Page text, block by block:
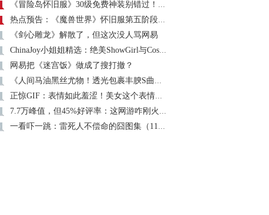
《冒险岛怀旧服》30级免费神装别错过！新手必看重点攻略
热点预告：《魔兽世界》怀旧服第五阶段开启！《三角洲行动》开启全新宝藏月摸大红！
《剑心雕龙》解散了，但这次没人骂网易
ChinaJoy小姐姐精选：绝美ShowGirl与Coser大赏！（5）
网易把《迷宫饭》做成了搜打撤？
《人间马油黑丝尤物！透光包裹丰腴S曲线腰臀比0.7！简杜Q弹蛮腰裹马油丝の致命诱惑》
正惊GIF：表情如此羞涩！美女这个表情太好看，直接让人遐想连篇
7.7万峰值，但45%好评率：这网游咋刚火就翻车了？
一看吓一跳：雷死人不偿命的囧图集（1167）